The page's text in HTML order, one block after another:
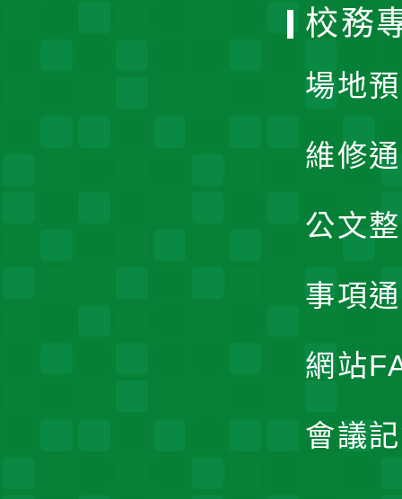
校務
場地
維修
公文
事項
網站
會議